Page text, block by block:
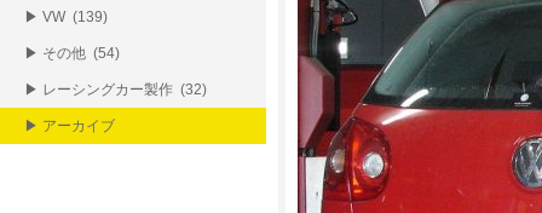
▶ VW (139)
▶ その他 (54)
▶ レーシングカー製作 (32)
▶ アーカイブ